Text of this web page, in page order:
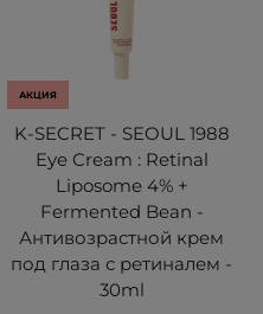
АКЦИЯ
K-SECRET - SEOUL 1988
Eye Cream : Retinal
Liposome 4% +
Fermented Bean -
Антивозрастной крем
под глаза с ретиналем -
30ml